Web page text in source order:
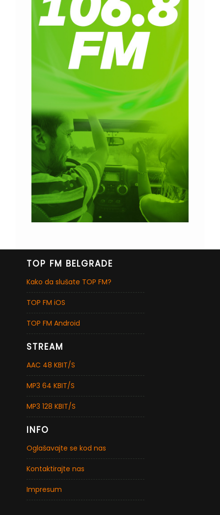
TOP FM BELGRADE
Kako da slušate TOP FM?
TOP FM iOS
TOP FM Android
STREAM
AAC 48 KBIT/S
MP3 64 KBIT/S
MP3 128 KBIT/S
INFO
Oglašavajte se kod nas
Kontaktirajte nas
Impresum